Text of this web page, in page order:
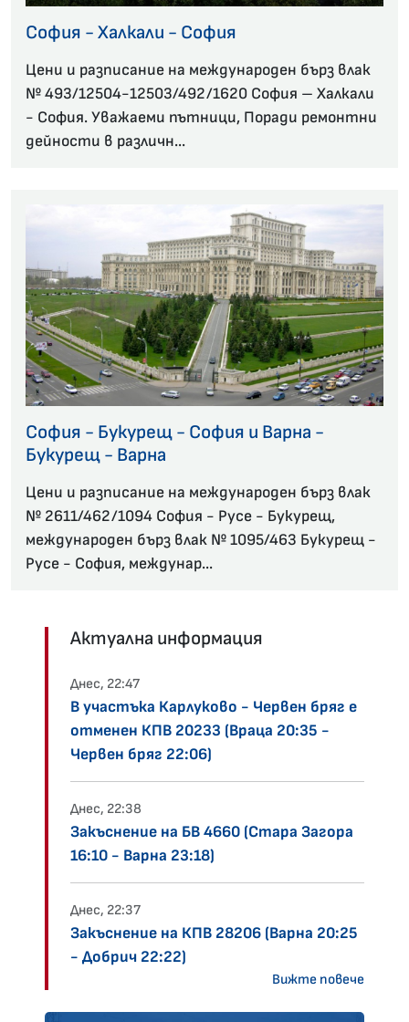
София - Халкали - София
Цени и разписание на международен бърз влак
№ 493/12504-12503/492/1620 София – Халкали
- София. Уважаеми пътници, Поради ремонтни
дейности в различн...
София - Букурещ - София и Варна -
Букурещ - Варна
Цени и разписание на международен бърз влак
№ 2611/462/1094 София - Русе - Букурещ,
международен бърз влак № 1095/463 Букурещ -
Русе - София, междунар...
Актуална информация
Днес, 22:47
В участъка Карлуково - Червен бряг е
отменен КПВ 20233 (Враца 20:35 -
Червен бряг 22:06)
Днес, 22:38
Закъснение на БВ 4660 (Стара Загора
16:10 - Варна 23:18)
Днес, 22:37
Закъснение на КПВ 28206 (Варна 20:25
- Добрич 22:22)
Вижте повече